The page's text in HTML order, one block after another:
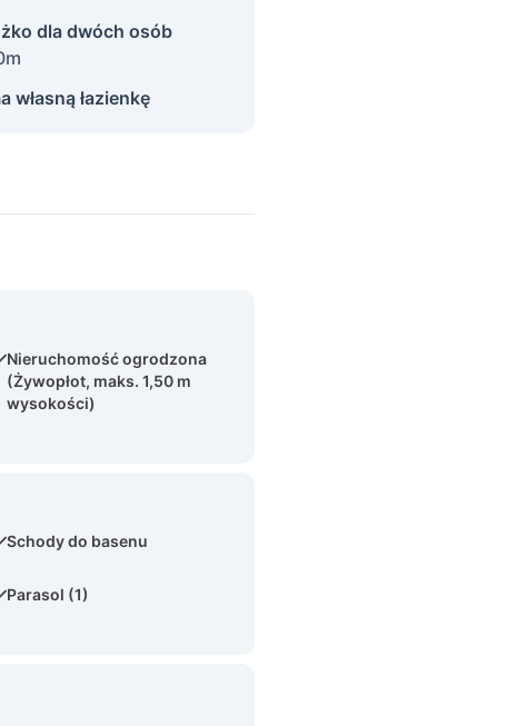
dla dwóch osób
własną łazienkę
Nieruchomość ogrodzona
(Żywopłot, maks. 1,50 m
wysokości)
Schody do basenu
Parasol (1)